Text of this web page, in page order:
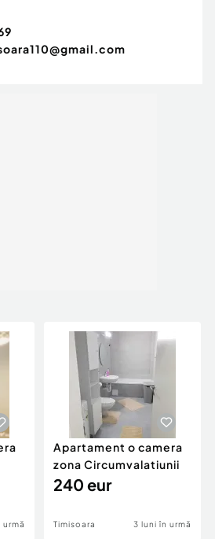
urmă
Apartament o camera
zona Circumvalatiunii
240 eur
Timisoara 3 luni în urmă